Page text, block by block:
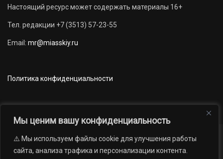
Мы ценим вашу конфиденциальность
⚠️ Мы используем файлы cookie для улучшения работы
сайта, анализа трафика и персонализации контента.
Настоящий ресурс может содержать материалы 16+
Тел. редакции +7 (3513) 57-23-55
Email: mr@miasskiy.ru
Политика конфиденциальности
Новости Наши проекты
Официально
АРХИВ
16+